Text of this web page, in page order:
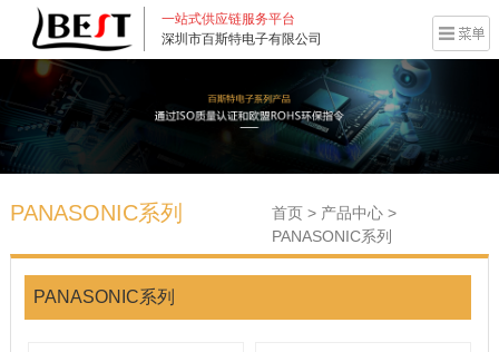
一站式供应链服务平台
深圳市百斯特电子有限公司
PANASONIC系列 首页> 产品中心>
PANASONIC系列
PANASONIC系列